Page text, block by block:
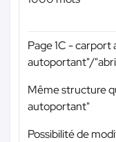
Page 1C -
autoportant"/
Même structure
autoportant"
Possibilité de